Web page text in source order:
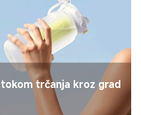
trčanja kroz grad